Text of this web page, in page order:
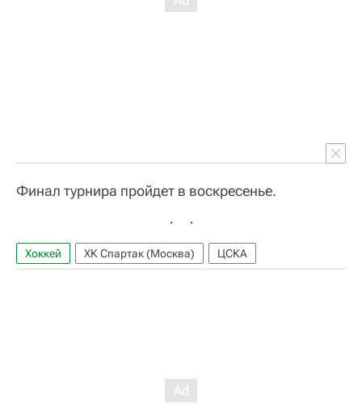
Финал турнира пройдет в воскресенье.
Хоккей ХК Спартак (Москва) ЦСКА